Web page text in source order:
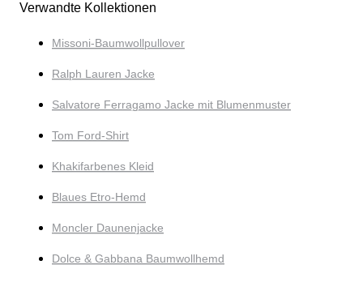
Verwandte Kollektionen
Missoni-Baumwollpullover
Ralph Lauren Jacke
Salvatore Ferragamo Jacke mit Blumenmuster
Tom Ford-Shirt
Khakifarbenes Kleid
Blaues Etro-Hemd
Moncler Daunenjacke
Dolce & Gabbana Baumwollhemd